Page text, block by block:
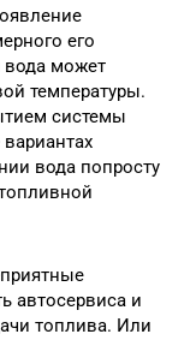
его
вода может
температуры.
системы
вода попросту
автосервиса и
топлива. Или